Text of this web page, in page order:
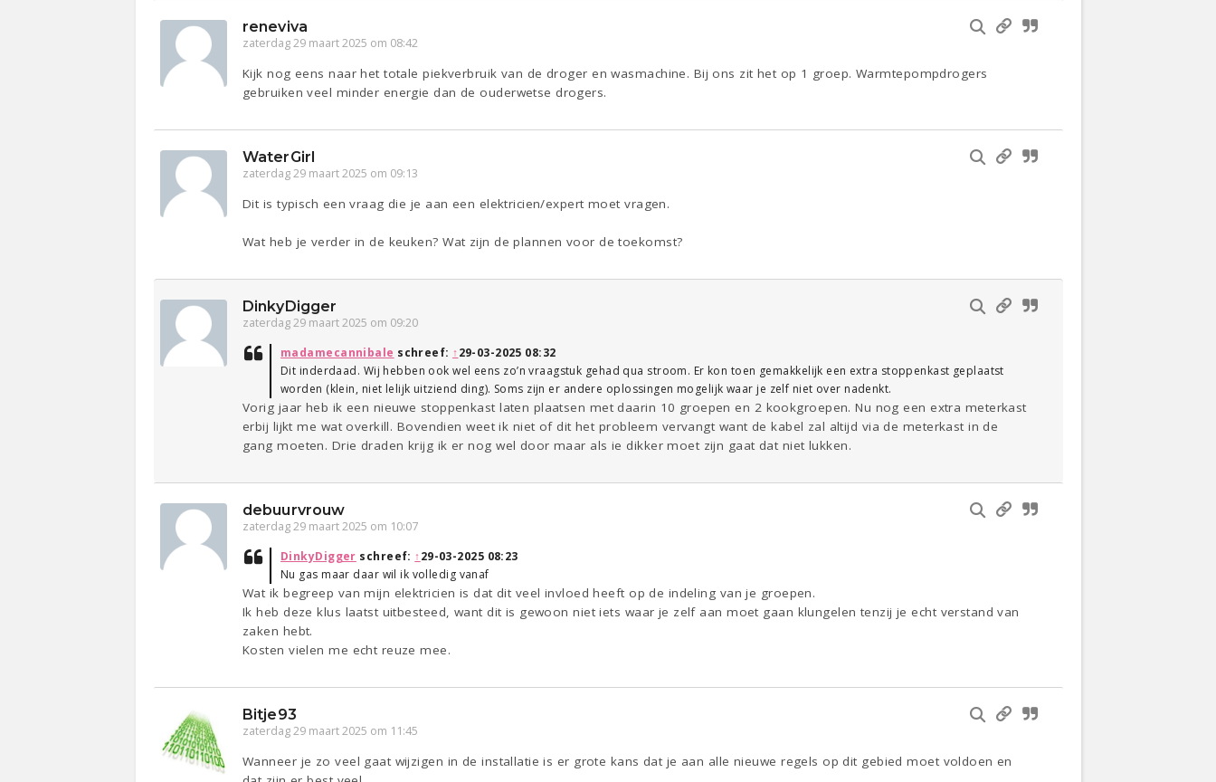
reneviva
zaterdag 29 maart 2025 om 08:42
Kijk nog eens naar het totale piekverbruik van de droger en wasmachine. Bij ons zit het op 1 groep. Warmtepompdrogers
gebruiken veel minder energie dan de ouderwetse drogers.
WaterGirl
zaterdag 29 maart 2025 om 09:13
Dit is typisch een vraag die je aan een elektricien/expert moet vragen.
Wat heb je verder in de keuken? Wat zijn de plannen voor de toekomst?
DinkyDigger
zaterdag 29 maart 2025 om 09:20
madamecannibale schreef: ↑29-03-2025 08:32
Dit inderdaad. Wij hebben ook wel eens zo’n vraagstuk gehad qua stroom. Er kon toen gemakkelijk een extra stoppenkast geplaatst
worden (klein, niet lelijk uitziend ding). Soms zijn er andere oplossingen mogelijk waar je zelf niet over nadenkt.
Vorig jaar heb ik een nieuwe stoppenkast laten plaatsen met daarin 10 groepen en 2 kookgroepen. Nu nog een extra meterkast
erbij lijkt me wat overkill. Bovendien weet ik niet of dit het probleem vervangt want de kabel zal altijd via de meterkast in de
gang moeten. Drie draden krijg ik er nog wel door maar als ie dikker moet zijn gaat dat niet lukken.
debuurvrouw
zaterdag 29 maart 2025 om 10:07
DinkyDigger schreef: ↑29-03-2025 08:23
Nu gas maar daar wil ik volledig vanaf
Wat ik begreep van mijn elektricien is dat dit veel invloed heeft op de indeling van je groepen.
Ik heb deze klus laatst uitbesteed, want dit is gewoon niet iets waar je zelf aan moet gaan klungelen tenzij je echt verstand van
zaken hebt.
Kosten vielen me echt reuze mee.
Bitje93
zaterdag 29 maart 2025 om 11:45
Wanneer je zo veel gaat wijzigen in de installatie is er grote kans dat je aan alle nieuwe regels op dit gebied moet voldoen en